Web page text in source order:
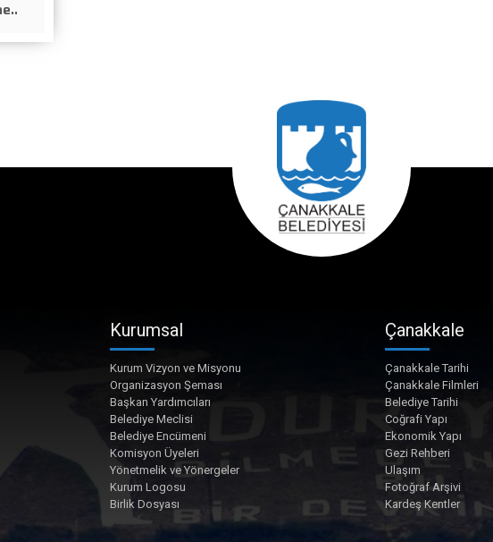
Kurumsal
Kurum Vizyon ve Misyonu
Organizasyon Şeması
Başkan Yardımcıları
Belediye Meclisi
Belediye Encümeni
Komisyon Üyeleri
Yönetmelik ve Yönergeler
Kurum Logosu
Birlik Dosyası
Çanakkale
Çanakkale Tarihi
Çanakkale Filmleri
Belediye Tarihi
Coğrafi Yapı
Ekonomik Yapı
Gezi Rehberi
Ulaşım
Fotoğraf Arşivi
Kardeş Kentler